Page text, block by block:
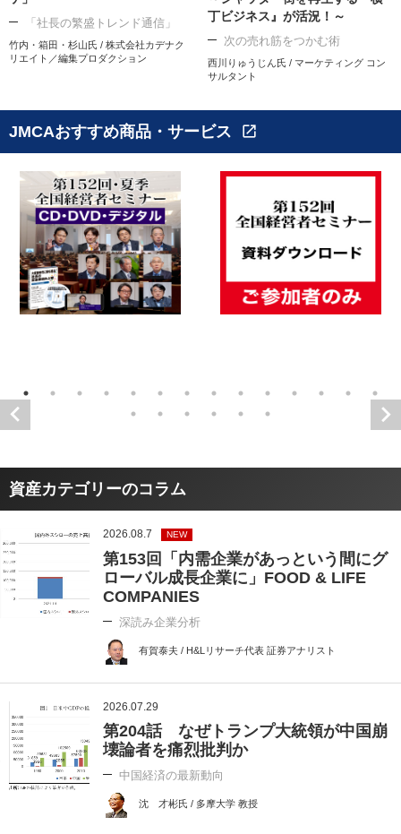
「社長の繁盛トレンド通信」
竹内・箱田・杉山氏 / 株式会社カデナク
リエイト／編集プロダクション
丁ビジネス』が活況！～
次の売れ筋をつかむ術
西川りゅうじん氏 / マーケティング コン
サルタント
JMCAおすすめ商品・サービス open_in_new
資産カテゴリーのコラム
2026.08.7 NEW
第153回「内需企業があっという間にグ
ローバル成長企業に」FOOD & LIFE
COMPANIES
深読み企業分析
有賀泰夫 / H&Lリサーチ代表 証券アナリスト
2026.07.29
第204話 なぜトランプ大統領が中国崩
壊論者を痛烈批判か
中国経済の最新動向
沈 才彬氏 / 多摩大学 教授